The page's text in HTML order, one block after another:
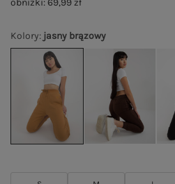
Kolory: jasny brązowy
obniżki:69,99 zł